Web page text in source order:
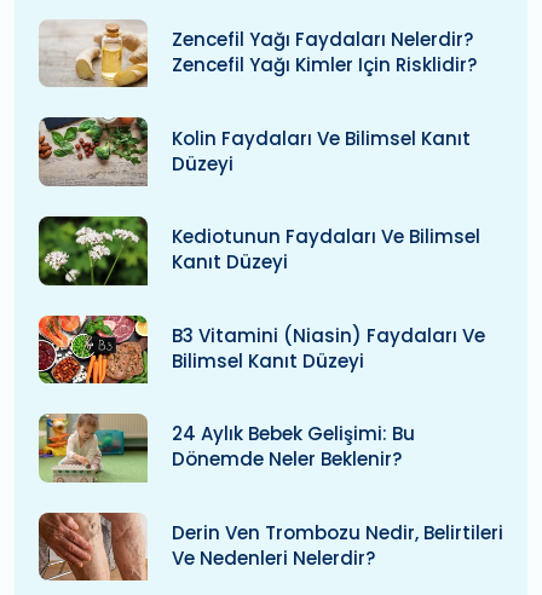
Zencefil Yağı Faydaları Nelerdir?
Zencefil Yağı Kimler Için Risklidir?
Kolin Faydaları Ve Bilimsel Kanıt
Düzeyi
Kediotunun Faydaları Ve Bilimsel
Kanıt Düzeyi
B3 Vitamini (niasin) Faydaları Ve
Bilimsel Kanıt Düzeyi
24 Aylık Bebek Gelişimi: Bu
Dönemde Neler Beklenir?
Derin Ven Trombozu Nedir, Belirtileri
Ve Nedenleri Nelerdir?